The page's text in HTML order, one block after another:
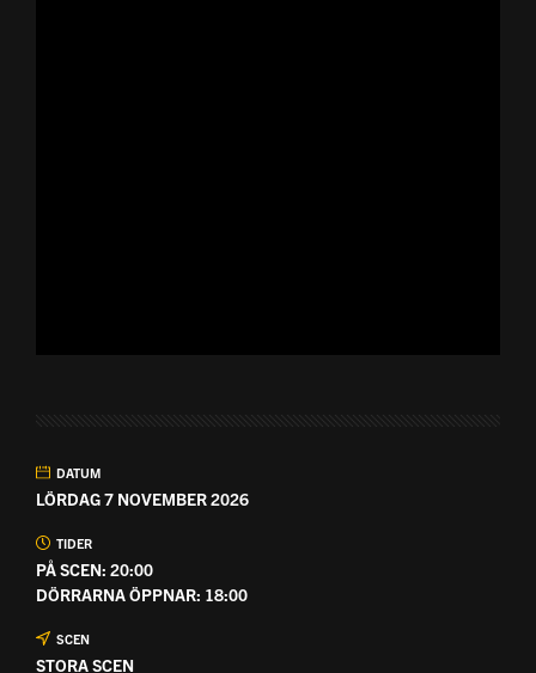
DATUM
LÖRDAG 7 NOVEMBER 2026
TIDER
PÅ SCEN: 20:00
DÖRRARNA ÖPPNAR: 18:00
SCEN
STORA SCEN